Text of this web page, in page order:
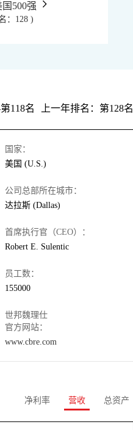
国500强
：128 )
118名 上一年排名：第128名
国家：
美国 (U.S.)
公司总部所在城市：
达拉斯 (Dallas)
首席执行官（CEO）：
Robert E. Sulentic
员工数：
155000
世邦魏理仕
官方网站：
www.cbre.com
净利率 营收 总资产